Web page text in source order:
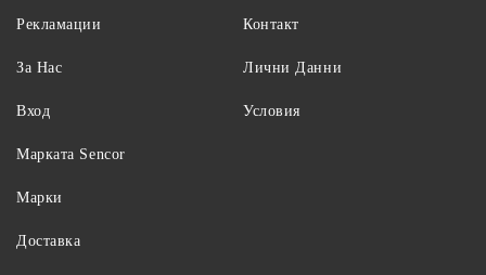
Рекламации
За Нас
Вход
Контакт
Лични Данни
Условия
Maрката Sencor
Марки
Доставка